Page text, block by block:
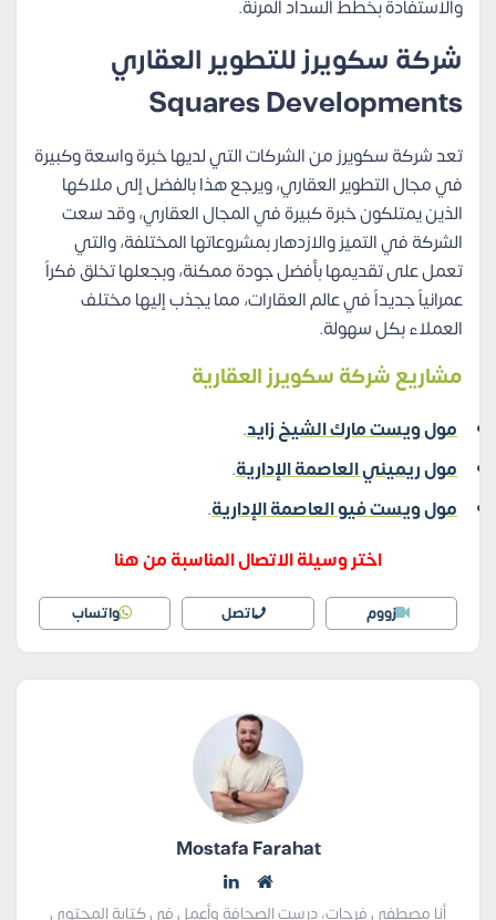
والاستفادة بخطط السداد المرنة.
شركة سكويرز للتطوير العقاري
Squares Developments
تعد شركة سكويرز من الشركات التي لديها خبرة واسعة وكبيرة
في مجال التطوير العقاري، ويرجع هذا بالفضل إلى ملاكها
الذين يمتلكون خبرة كبيرة في المجال العقاري، وقد سعت
الشركة في التميز والازدهار بمشروعاتها المختلفة، والتي
تعمل على تقديمها بأفضل جودة ممكنة، وبجعلها تخلق فكراً
عمرانياً جديداً في عالم العقارات، مما يجذب إليها مختلف
العملاء بكل سهولة.
مشاريع شركة سكويرز العقارية
مول ويست مارك الشيخ زايد.
مول ريميني العاصمة الإدارية.
مول ويست فيو العاصمة الإدارية.
اختر وسيلة الاتصال المناسبة من هنا
زووم اتصل واتساب
Mostafa Farahat
أنا مصطفى فرحات، درست الصحافة وأعمل في كتابة المحتوى